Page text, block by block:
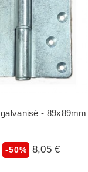
- 89x89mm
-50% 8,05 €